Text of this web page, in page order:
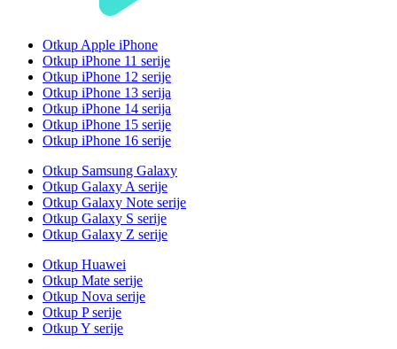
Otkup Apple iPhone
Otkup iPhone 11 serije
Otkup iPhone 12 serije
Otkup iPhone 13 serija
Otkup iPhone 14 serija
Otkup iPhone 15 serije
Otkup iPhone 16 serije
Otkup Samsung Galaxy
Otkup Galaxy A serije
Otkup Galaxy Note serije
Otkup Galaxy S serije
Otkup Galaxy Z serije
Otkup Huawei
Otkup Mate serije
Otkup Nova serije
Otkup P serije
Otkup Y serije